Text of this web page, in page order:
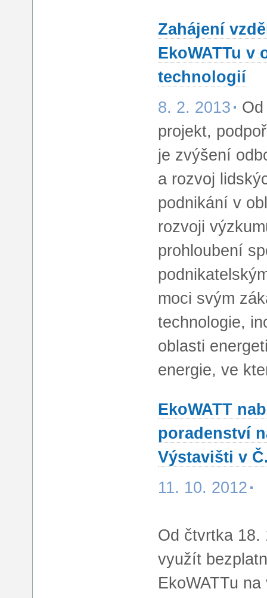
Zahájení
EkoWATTu
technologií
8. 2. 2013
projekt,
je zvýšení
a rozvoj
podnikání v
rozvoji
prohloubení
moci svým
technologie,
oblasti
energie, ve
EkoWATT
poradenství
Výstavišti v
11. 10. 2012
Od čtvrtka 18.
využít
EkoWATTu